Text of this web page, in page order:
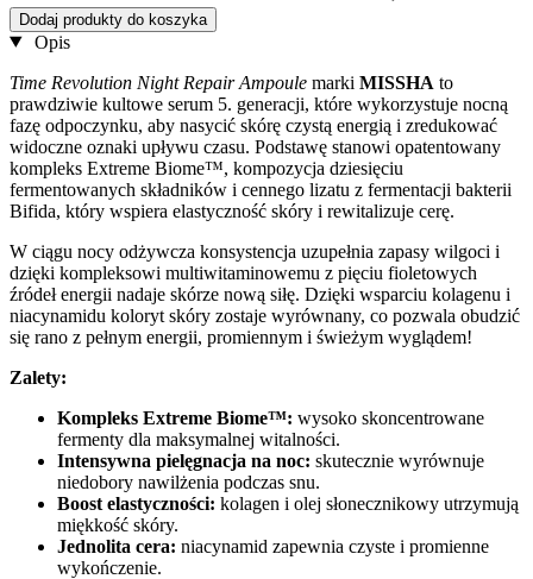
Dodaj produkty do koszyka
Opis
Time Revolution Night Repair Ampoule marki MISSHA to
prawdziwie kultowe serum 5. generacji, które wykorzystuje nocną
fazę odpoczynku, aby nasycić skórę czystą energią i zredukować
widoczne oznaki upływu czasu. Podstawę stanowi opatentowany
kompleks Extreme Biome™, kompozycja dziesięciu
fermentowanych składników i cennego lizatu z fermentacji bakterii
Bifida, który wspiera elastyczność skóry i rewitalizuje cerę.
W ciągu nocy odżywcza konsystencja uzupełnia zapasy wilgoci i
dzięki kompleksowi multiwitaminowemu z pięciu fioletowych
źródeł energii nadaje skórze nową siłę. Dzięki wsparciu kolagenu i
niacynamidu koloryt skóry zostaje wyrównany, co pozwala obudzić
się rano z pełnym energii, promiennym i świeżym wyglądem!
Zalety:
Kompleks Extreme Biome™: wysoko skoncentrowane
fermenty dla maksymalnej witalności.
Intensywna pielęgnacja na noc: skutecznie wyrównuje
niedobory nawilżenia podczas snu.
Boost elastyczności: kolagen i olej słonecznikowy utrzymują
miękkość skóry.
Jednolita cera: niacynamid zapewnia czyste i promienne
wykończenie.